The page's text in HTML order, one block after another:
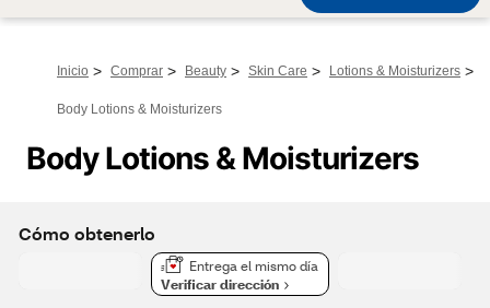
Inicio > Comprar > Beauty > Skin Care > Lotions & Moisturizers >
Body Lotions & Moisturizers
Body Lotions & Moisturizers
Cómo obtenerlo
Entrega el mismo día
Verificar dirección